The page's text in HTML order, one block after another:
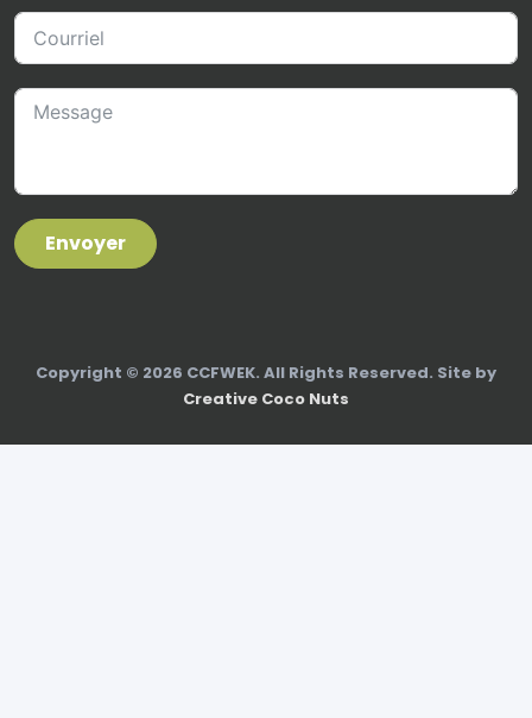
Envoyer
Copyright © 2026 CCFWEK. All Rights Reserved. Site by
Creative Coco Nuts